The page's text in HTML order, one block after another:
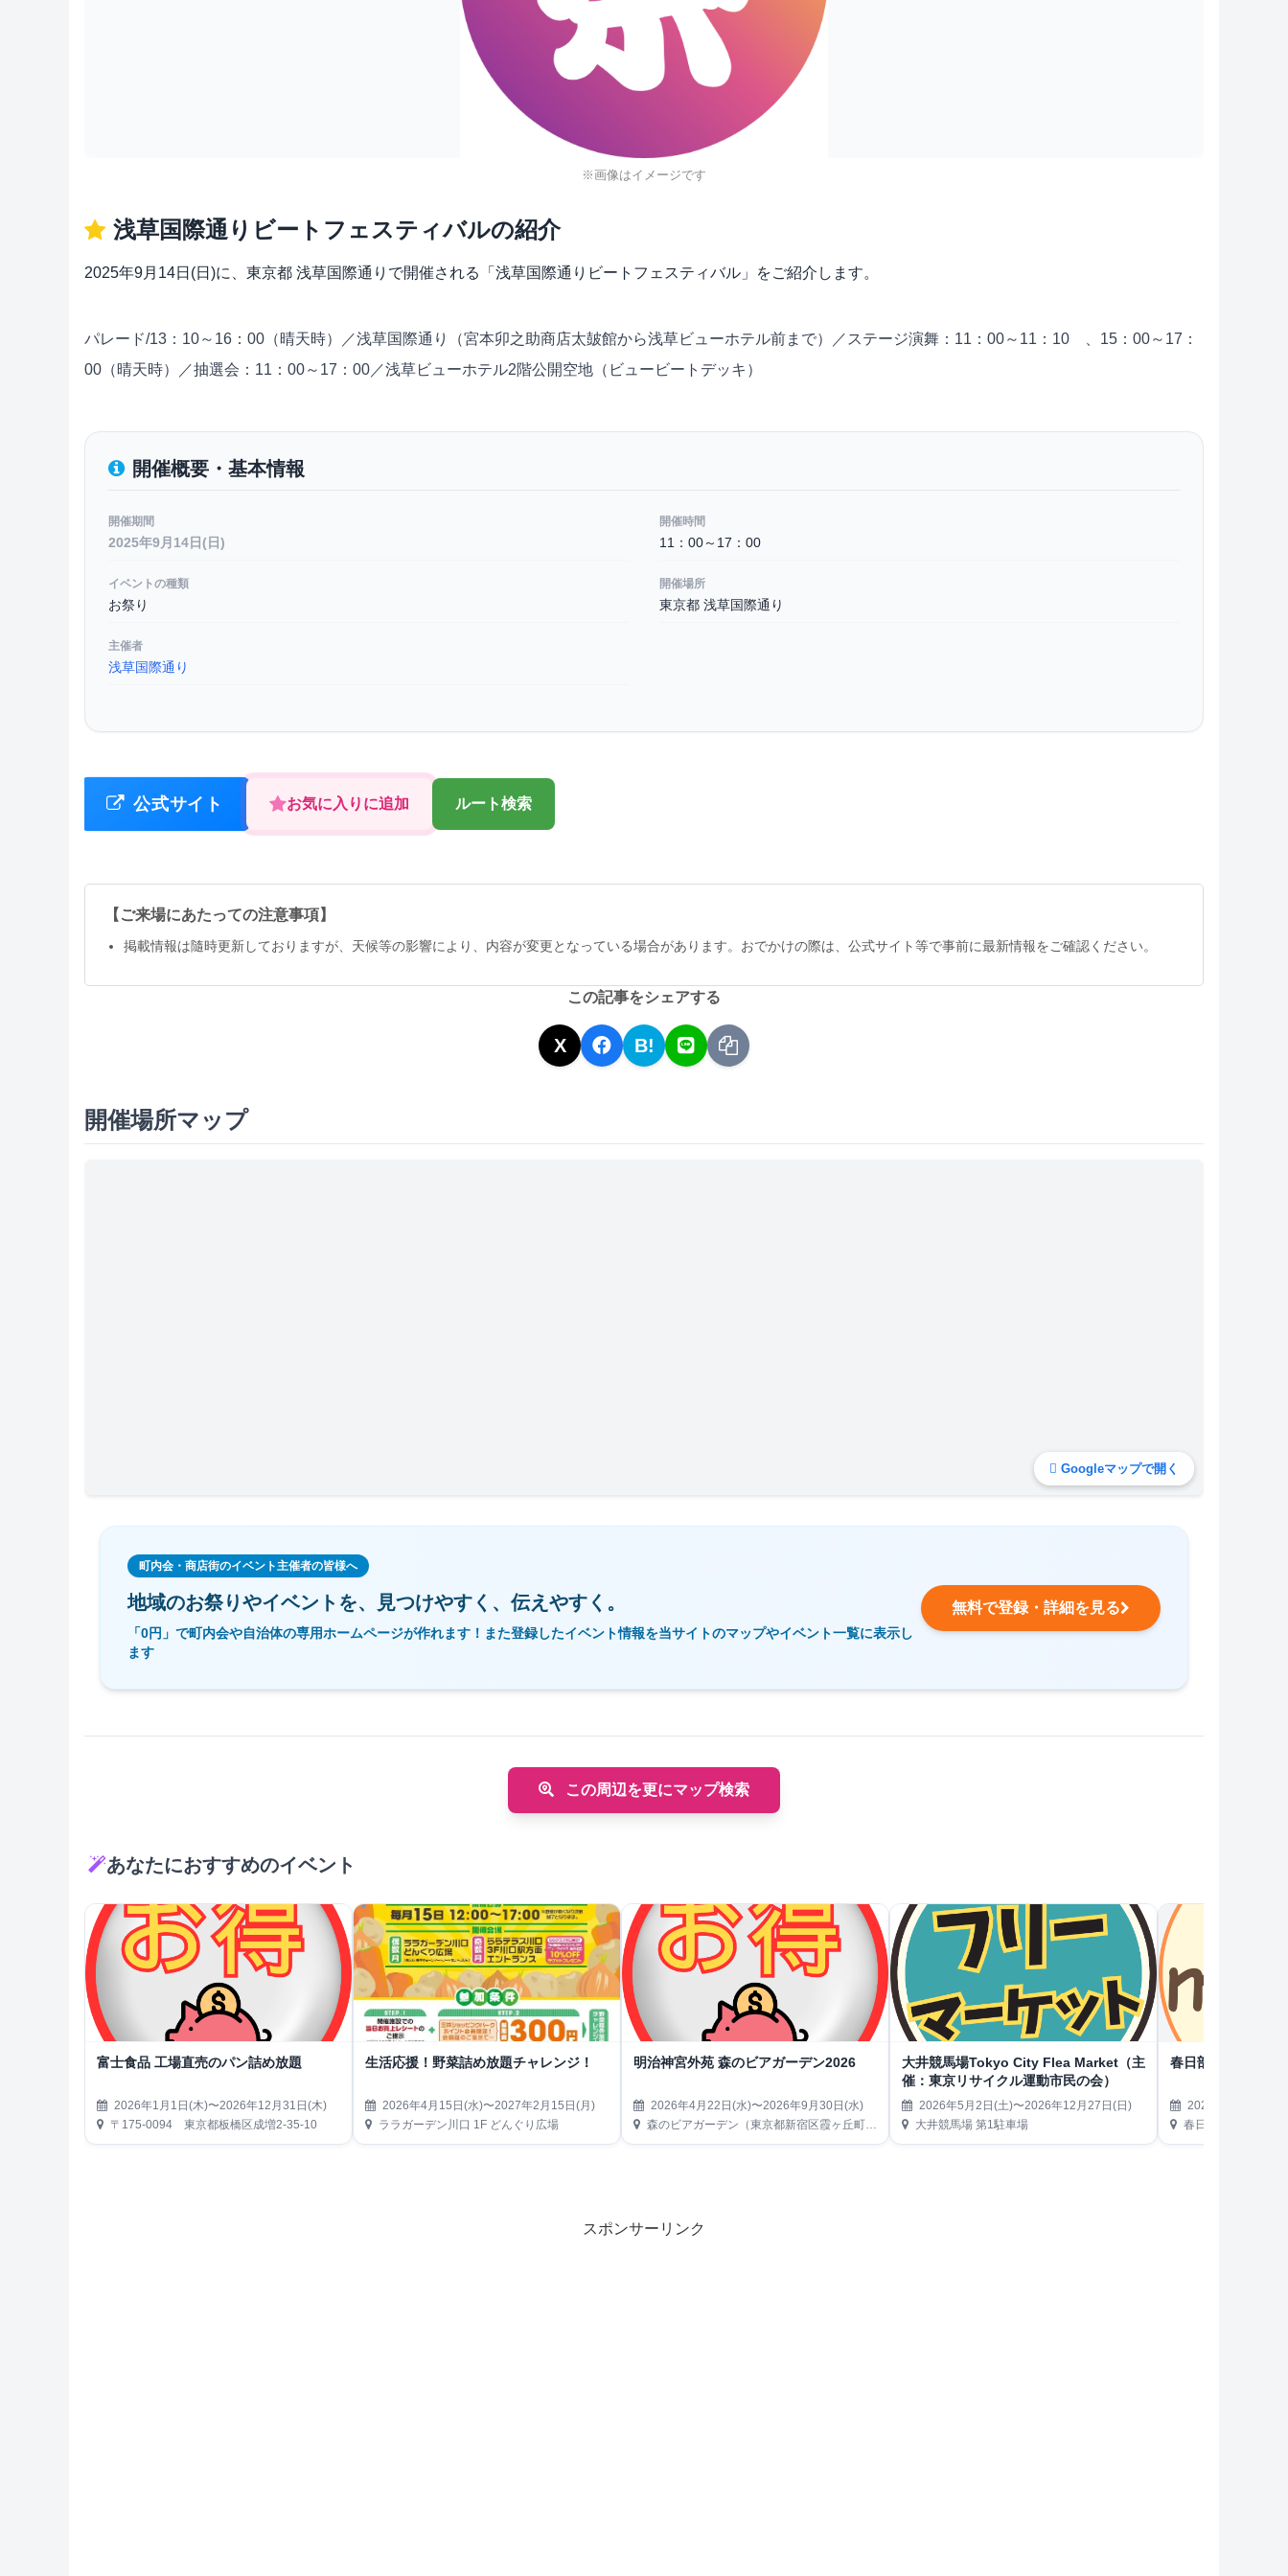
※画像はイメージです
浅草国際通りビートフェスティバルの紹介
2025年9月14日(日)に、東京都 浅草国際通りで開催される「浅草国際通りビートフェスティバル」をご紹介します。
パレード/13：10～16：00（晴天時）／浅草国際通り（宮本卯之助商店太皷館から浅草ビューホテル前まで）／ステージ演舞：11：00～11：10 、15：00～17：
00（晴天時）／抽選会：11：00～17：00／浅草ビューホテル2階公開空地（ビュービートデッキ）
開催概要・基本情報
開催期間
2025年9月14日(日)
開催時間
11：00～17：00
イベントの種類
お祭り
開催場所
東京都 浅草国際通り
主催者
浅草国際通り
公式サイト お気に入りに追加 ルート検索
【ご来場にあたっての注意事項】
掲載情報は隨時更新しておりますが、天候等の影響により、内容が変更となっている場合があります。おでかけの際は、公式サイト等で事前に最新情報をご確認ください。
この記事をシェアする
X B!
開催場所マップ
Googleマップで開く
町内会・商店街のイベント主催者の皆様へ
地域のお祭りやイベントを、 見つけやすく、伝えやすく。
「0円」で町内会や自治体の専用ホームページが作れます！また登録したイベント情報を当サイトのマップやイベント一覧に表示し
ます
無料で登録・詳細を見る
この周辺を更にマップ検索
あなたにおすすめのイベント
富士食品 工場直売のパン詰め放題
2026年1月1日(木)〜2026年12月31日(木)
〒175-0094 東京都板橋区成増2-35-10
生活応援！野菜詰め放題チャレンジ！
2026年4月15日(水)〜2027年2月15日(月)
ララガーデン川口 1F どんぐり広場
明治神宮外苑 森のビアガーデン2026
2026年4月22日(水)〜2026年9月30日(水)
森のビアガーデン（東京都新宿区霞ヶ丘町14-13 神宮外苑にこにこパーク内）
大井競馬場Tokyo City Flea Market（主
催：東京リサイクル運動市民の会）
2026年5月2日(土)〜2026年12月27日(日)
大井競馬場 第1駐車場
春日部市役所マル
2026年5月7日(木)
春日部市役所 本庁
スポンサーリンク